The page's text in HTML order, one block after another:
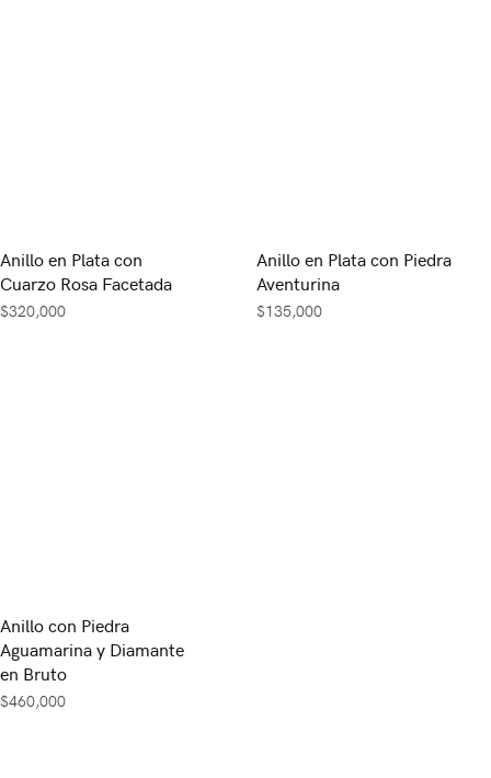
Anillo en Plata con
Cuarzo Rosa Facetada
$320,000
Anillo en Plata con Piedra
Aventurina
$135,000
Anillo con Piedra
Aguamarina y Diamante
en Bruto
$460,000